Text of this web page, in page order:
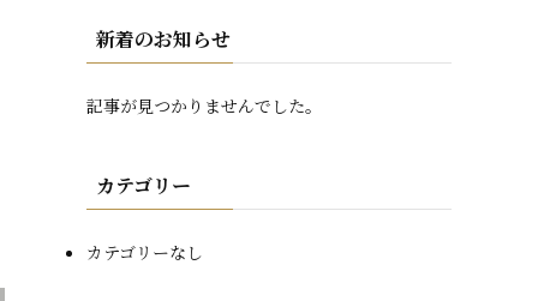
新着のお知らせ
記事が見つかりませんでした。
カテゴリー
カテゴリーなし